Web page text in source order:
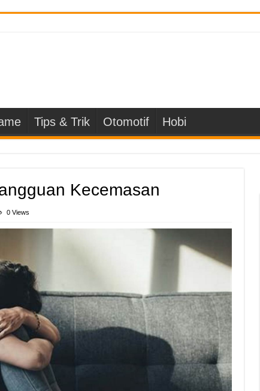
Tips & Trik Otomotif Hobi
Kecemasan
0 Views